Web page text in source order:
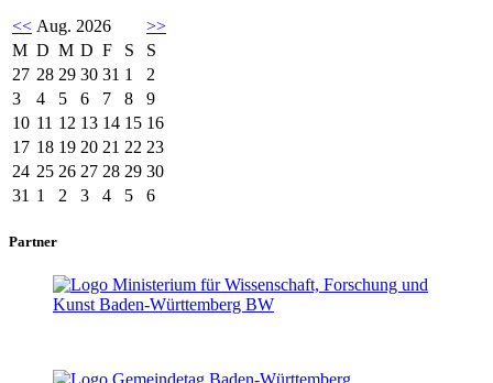
<< Aug. 2026
>>
M D M D F S
S
27 28 29 30 31 1
2
3
4 5 6 7 8
9
10 11 12 13 14 15 16
17 18 19 20 21 22 23
24 25 26 27 28 29 30
31 1 2 3 4 5 6
Partner